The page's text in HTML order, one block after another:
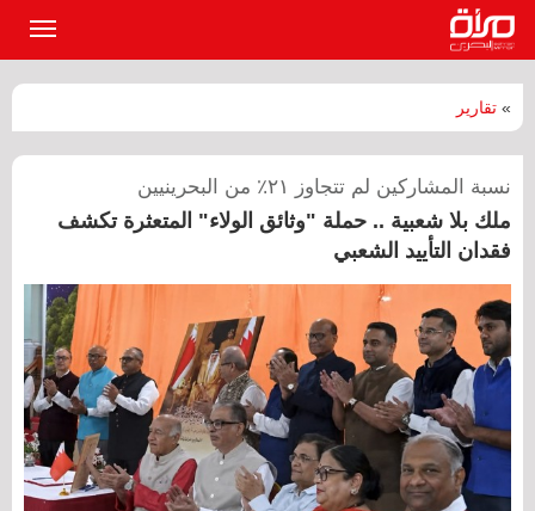
» تقارير
نسبة المشاركين لم تتجاوز ٢١٪؜ من البحرينيين
ملك بلا شعبية .. حملة "وثائق الولاء" المتعثرة تكشف
فقدان التأييد الشعبي